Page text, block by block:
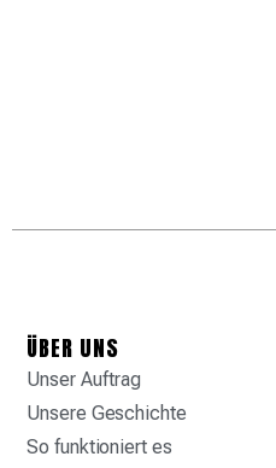
ÜBER UNS
Unser Auftrag
Unsere Geschichte
So funktioniert es